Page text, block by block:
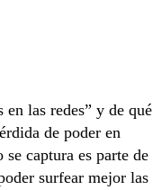
las redes” y de qué
de poder en
captura es parte de
surfear mejor las